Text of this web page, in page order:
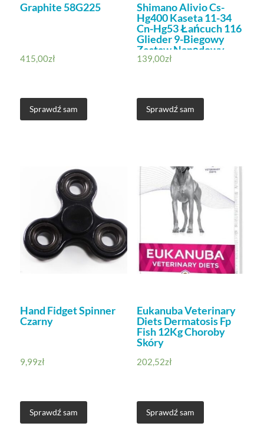
Graphite 58G225
415,00zł
Sprawdź sam
Shimano Alivio Cs-
Hg400 Kaseta 11-34
Cn-Hg53 Łańcuch 116
Glieder 9-Biegowy
Zestaw Napędowy
Zestaw Szary
139,00zł
Sprawdź sam
Hand Fidget Spinner
Czarny
9,99zł
Sprawdź sam
Eukanuba Veterinary
Diets Dermatosis Fp
Fish 12Kg Choroby
Skóry
202,52zł
Sprawdź sam